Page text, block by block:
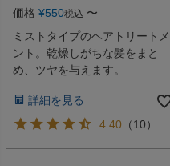
価格 ¥550税込 〜
ミストタイプのヘアトリートメ
ント。乾燥しがちな髪をまと
め、ツヤを与えます。
詳細を見る
4.40 （10）